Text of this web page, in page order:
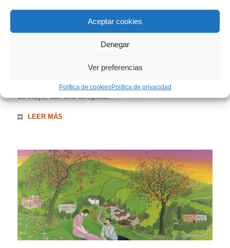
Aceptar cookies
Denegar
Ver preferencias
Política de cookiesPolítica de privacidad
COMENTARIOS
DÍA INTERNACIONAL DE LOS MUSEOS -DIM- 2021 El
23 de mayo de 2021 Un año más, el Museo Evaristo Valle
-DIM-, que se conmemora en todo el mundo en torno al 18
de mayo, con una completa...
LEER MÁS